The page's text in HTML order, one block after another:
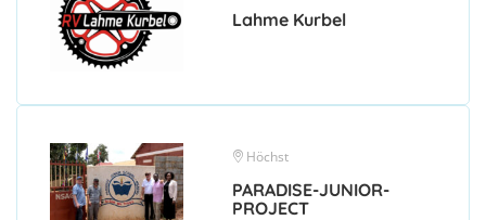
Lahme Kurbel
Höchst
PARADISE-JUNIOR-
PROJECT